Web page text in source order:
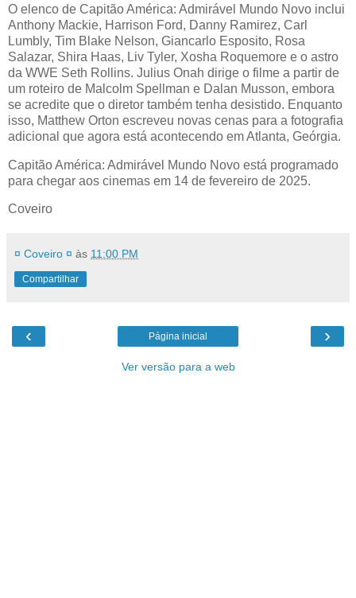
O elenco de Capitão América: Admirável Mundo Novo inclui
Anthony Mackie, Harrison Ford, Danny Ramirez, Carl
Lumbly, Tim Blake Nelson, Giancarlo Esposito, Rosa
Salazar, Shira Haas, Liv Tyler, Xosha Roquemore e o astro
da WWE Seth Rollins. Julius Onah dirige o filme a partir de
um roteiro de Malcolm Spellman e Dalan Musson, embora
se acredite que o diretor também tenha desistido. Enquanto
isso, Matthew Orton escreveu novas cenas para a fotografia
adicional que agora está acontecendo em Atlanta, Geórgia.
Capitão América: Admirável Mundo Novo está programado
para chegar aos cinemas em 14 de fevereiro de 2025.
Coveiro
¤ Coveiro ¤ às 11:00 PM
Compartilhar
‹ ›
Página inicial
Ver versão para a web